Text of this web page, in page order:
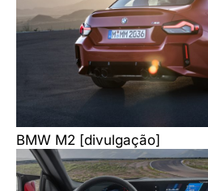
BMW M2 [divulgação]